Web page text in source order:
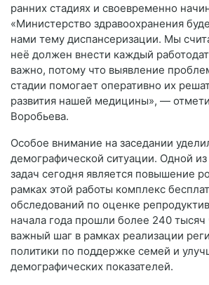
ранних стадиях и своевременно
«Министерство здравоохранения
нами тему диспансеризации. Мы
неё должен внести каждый
важно, потому что выявление
стадии помогает оперативно их
развития нашей медицины», —
Воробьева.
Особое внимание на заседании
демографической ситуации. Одной
задач сегодня является повышение
рамках этой работы комплекс
обследований по оценке
начала года прошли более 240 тысяч
важный шаг в рамках реализации
политики по поддержке семей и
демографических показателей.